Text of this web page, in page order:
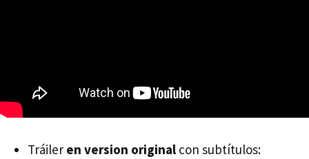
Tráiler en version original con subtítulos: